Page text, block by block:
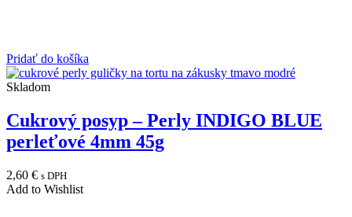
Pridať do košíka
Skladom
Cukrový posyp – Perly INDIGO BLUE
perleťové 4mm 45g
2,60 € s DPH
Add to Wishlist